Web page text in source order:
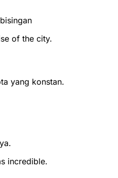
of the city.
yang konstan.
incredible.